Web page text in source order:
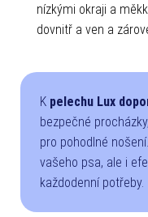
nízkými okraji a
dovnitř a ven a
K pelechu Lux
bezpečné procházky,
pro pohodlné
vašeho psa, ale i
každodenní potřeby.